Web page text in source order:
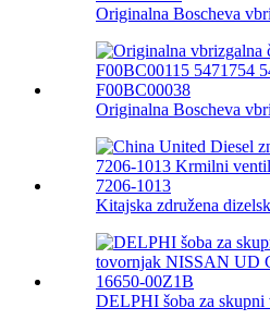
Originalna Boscheva
Originalna Boscheva
Kitajska združena
DELPHI šoba za skupni